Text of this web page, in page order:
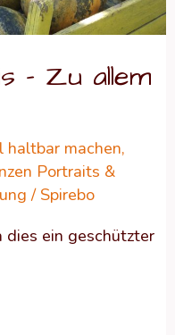
– Zu allem
haltbar machen,
Portraits &
/ Spirebo
dies ein geschützter